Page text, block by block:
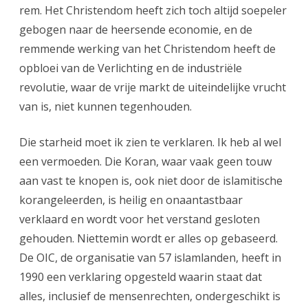
rem. Het Christendom heeft zich toch altijd soepeler
gebogen naar de heersende economie, en de
remmende werking van het Christendom heeft de
opbloei van de Verlichting en de industriële
revolutie, waar de vrije markt de uiteindelijke vrucht
van is, niet kunnen tegenhouden.
Die starheid moet ik zien te verklaren. Ik heb al wel
een vermoeden. Die Koran, waar vaak geen touw
aan vast te knopen is, ook niet door de islamitische
korangeleerden, is heilig en onaantastbaar
verklaard en wordt voor het verstand gesloten
gehouden. Niettemin wordt er alles op gebaseerd.
De OIC, de organisatie van 57 islamlanden, heeft in
1990 een verklaring opgesteld waarin staat dat
alles, inclusief de mensenrechten, ondergeschikt is